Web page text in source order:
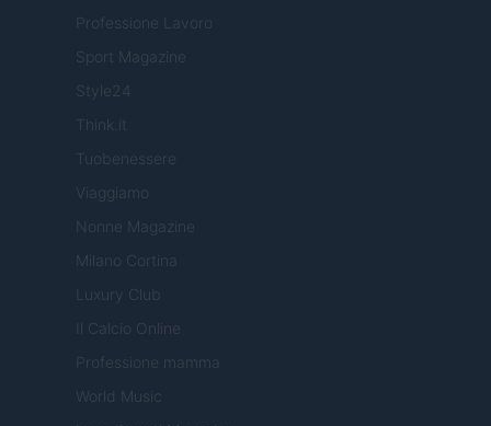
Professione Lavoro
Sport Magazine
Style24
Think.it
Tuobenessere
Viaggiamo
Nonne Magazine
Milano Cortina
Luxury Club
Il Calcio Online
Professione mamma
World Music